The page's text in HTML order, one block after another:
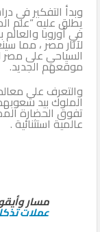
وبدأ التفكير في
يطلق عليه “علم
في أوروبا
لآثار مصر ، مما
السياحي على
موقعهم الجديد.
والتعرف على
الملوك بيد
تفوق الحضارة
عالمية استثنائية .
مسار
عملات